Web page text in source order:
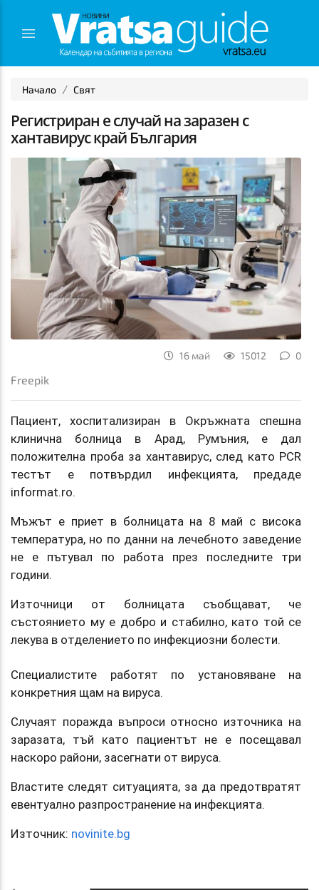
Начало Свят
Регистриран е случай на заразен с
хантавирус край България
16 май 15012 0
Freepik
Пациент, хоспитализиран в Окръжната спешна
клинична болница в Арад, Румъния, е дал
положителна проба за хантавирус, след като PCR
тестът е потвърдил инфекцията, предаде
informat.ro.
Мъжът е приет в болницата на 8 май с висока
температура, но по данни на лечебното заведение
не е пътувал по работа през последните три
години.
Източници от болницата съобщават, че
състоянието му е добро и стабилно, като той се
лекува в отделението по инфекциозни болести.
Специалистите работят по установяване на
конкретния щам на вируса.
Случаят поражда въпроси относно източника на
заразата, тъй като пациентът не е посещавал
наскоро райони, засегнати от вируса.
Властите следят ситуацията, за да предотвратят
евентуално разпространение на инфекцията.
Източник: novinite.bg